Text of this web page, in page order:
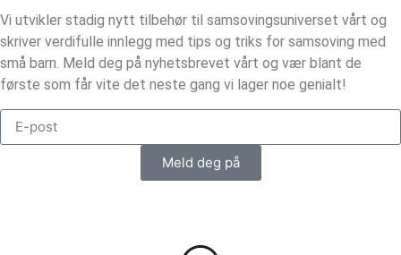
Vi utvikler stadig nytt tilbehør til samsovingsuniverset vårt og
skriver verdifulle innlegg med tips og triks for samsoving med
små barn. Meld deg på nyhetsbrevet vårt og vær blant de
første som får vite det neste gang vi lager noe genialt!
Meld deg på